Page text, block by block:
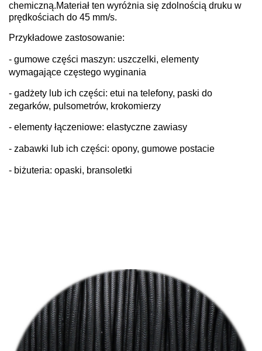
chemiczną.Materiał ten wyróżnia się zdolnością druku w
prędkościach do 45 mm/s.
Przykładowe zastosowanie:
- gumowe części maszyn: uszczelki, elementy
wymagające częstego wyginania
- gadżety lub ich części: etui na telefony, paski do
zegarków, pulsometrów, krokomierzy
- elementy łączeniowe: elastyczne zawiasy
- zabawki lub ich części: opony, gumowe postacie
- biżuteria: opaski, bransoletki